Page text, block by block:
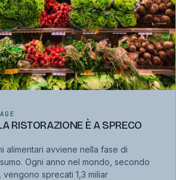
RISTORAZIONE È A SPRECO
alimentari avviene nella fase di
Ogni anno nel mondo, secondo
vengono sprecati 1,3 miliar